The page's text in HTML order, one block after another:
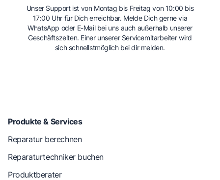
Unser Support ist von Montag bis Freitag von 10:00 bis
17:00 Uhr für Dich erreichbar. Melde Dich gerne via
WhatsApp oder E-Mail bei uns auch außerhalb unserer
Geschäftszeiten. Einer unserer Servicemitarbeiter wird
sich schnellstmöglich bei dir melden.
Produkte & Services
Reparatur berechnen
Reparaturtechniker buchen
Produktberater